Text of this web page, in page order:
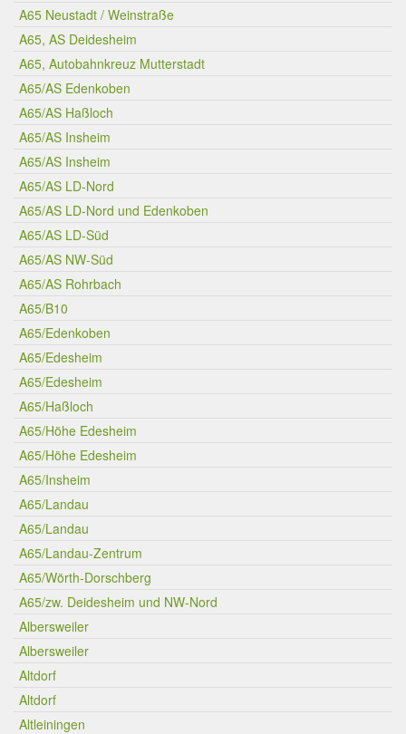
A65 Neustadt / Weinstraße
A65, AS Deidesheim
A65, Autobahnkreuz Mutterstadt
A65/AS Edenkoben
A65/AS Haßloch
A65/AS Insheim
A65/AS Insheim
A65/AS LD-Nord
A65/AS LD-Nord und Edenkoben
A65/AS LD-Süd
A65/AS NW-Süd
A65/AS Rohrbach
A65/B10
A65/Edenkoben
A65/Edesheim
A65/Edesheim
A65/Haßloch
A65/Höhe Edesheim
A65/Höhe Edesheim
A65/Insheim
A65/Landau
A65/Landau
A65/Landau-Zentrum
A65/Wörth-Dorschberg
A65/zw. Deidesheim und NW-Nord
Albersweiler
Albersweiler
Altdorf
Altdorf
Altleiningen